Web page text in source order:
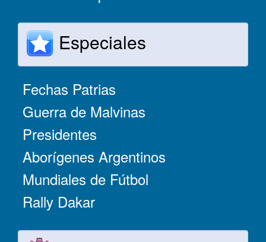
Especiales
Fechas Patrias
Guerra de Malvinas
Presidentes
Aborígenes Argentinos
Mundiales de Fútbol
Rally Dakar